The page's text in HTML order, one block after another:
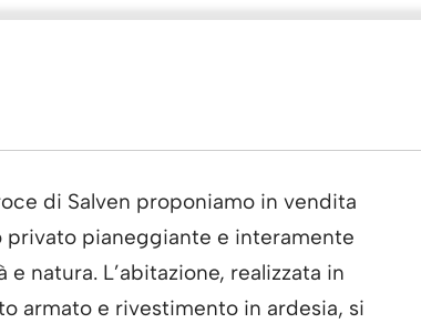
di Salven proponiamo in vendita
privato pianeggiante e interamente
natura. L’abitazione, realizzata in
armato e rivestimento in ardesia, si